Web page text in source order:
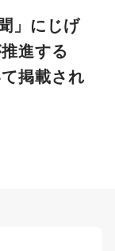
」にじげ
進する
掲載され